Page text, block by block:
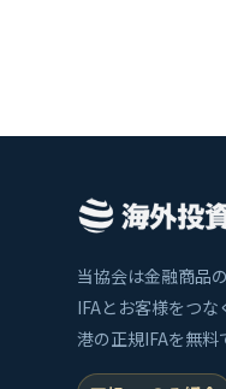
当協会は金融商品
IFAとお客様をつ
港の正規IFAを無料